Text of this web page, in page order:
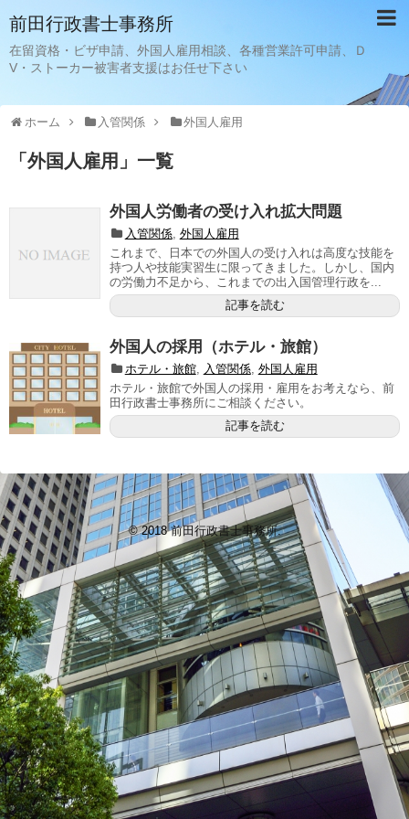
前田行政書士事務所
在留資格・ビザ申請、外国人雇用相談、各種営業許可申請、Ｄ
V・ストーカー被害者支援はお任せ下さい
ホーム 入管関係 外国人雇用
「 外国人雇用 」 一覧
外国人労働者の受け入れ拡大問題
入管関係, 外国人雇用
これまで、日本での外国人の受け入れは高度な技能を
持つ人や技能実習生に限ってきました。しかし、国内
の労働力不足から、これまでの出入国管理行政を...
記事を読む
外国人の採用（ホテル・旅館）
ホテル・旅館, 入管関係, 外国人雇用
ホテル・旅館で外国人の採用・雇用をお考えなら、前
田行政書士事務所にご相談ください。
記事を読む
© 2018前田行政書士事務所.